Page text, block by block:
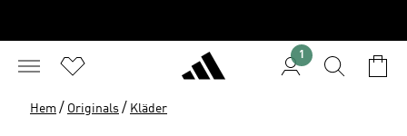
1
Hem / Originals / Kläder